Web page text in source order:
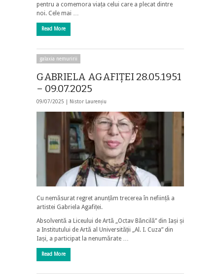
pentru a comemora viața celui care a plecat dintre
noi. Cele mai …
Read More
galaxia nemuririi
GABRIELA AGAFIȚEI 28.05.1951
– 09.07.2025
09/07/2025 | Nistor Laurențiu
Cu nemăsurat regret anunțăm trecerea în neființă a
artistei Gabriela Agafiței.
Absolventă a Liceului de Artă „Octav Băncilă” din Iași și
a Institutului de Artă al Universității „Al. I. Cuza” din
Iași, a participat la nenumărate …
Read More